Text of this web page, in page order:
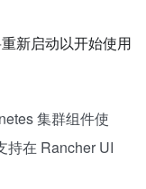
新启动以开始使用
集群组件使
持在 Rancher UI